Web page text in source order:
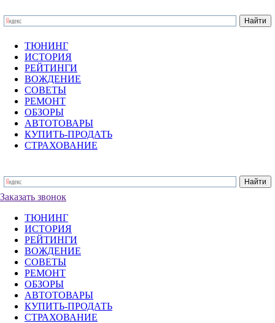
ТЮНИНГ
ИСТОРИЯ
РЕЙТИНГИ
ВОЖДЕНИЕ
СОВЕТЫ
РЕМОНТ
ОБЗОРЫ
АВТОТОВАРЫ
КУПИТЬ-ПРОДАТЬ
СТРАХОВАНИЕ
Заказать звонок
ТЮНИНГ
ИСТОРИЯ
РЕЙТИНГИ
ВОЖДЕНИЕ
СОВЕТЫ
РЕМОНТ
ОБЗОРЫ
АВТОТОВАРЫ
КУПИТЬ-ПРОДАТЬ
СТРАХОВАНИЕ